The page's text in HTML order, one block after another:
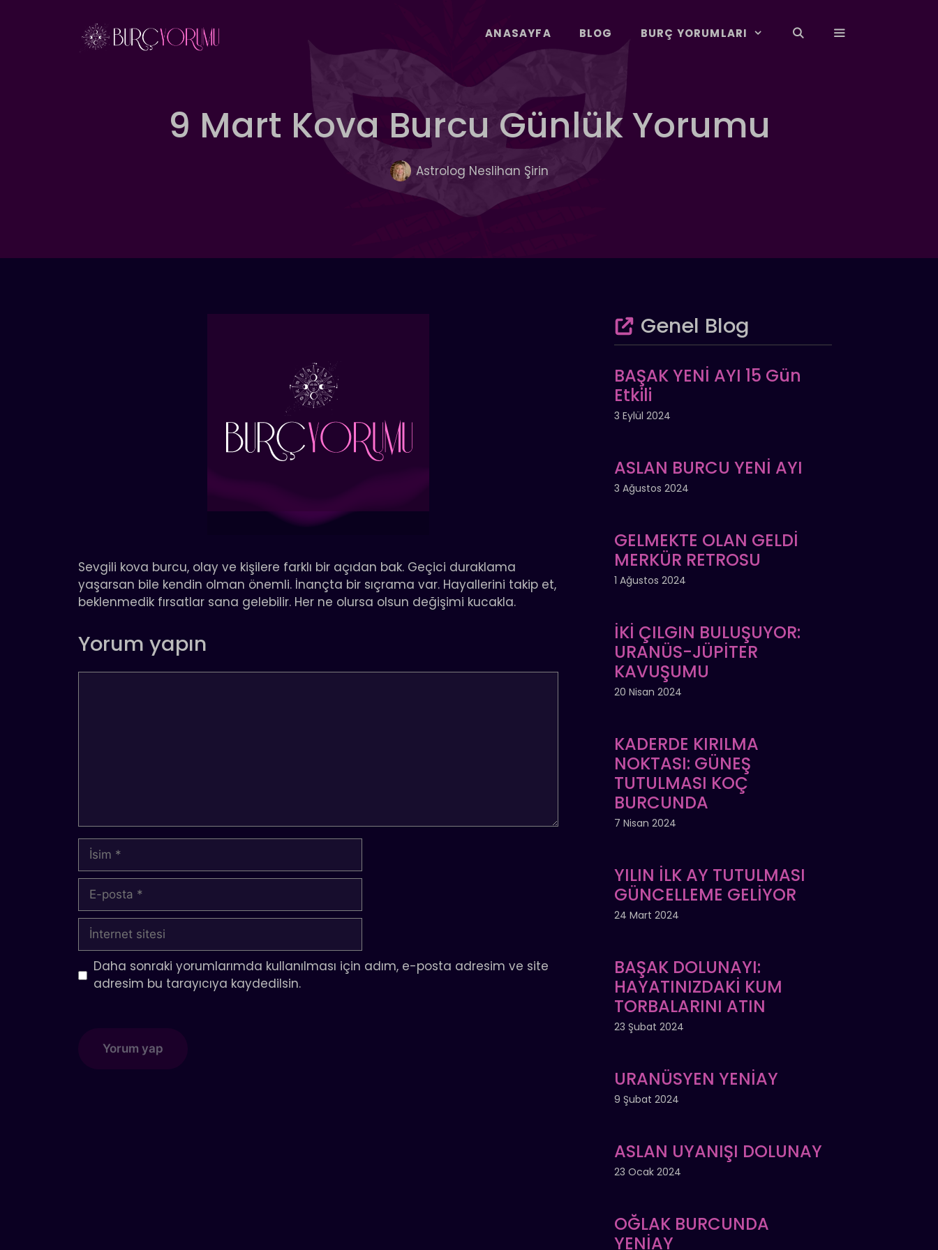
ANASAYFA BLOG BURÇ YORUMLARI
9 Mart Kova Burcu Günlük Yorumu
Astrolog Neslihan Şirin
Sevgili kova burcu, olay ve kişilere farklı bir açıdan bak. Geçici duraklama
yaşarsan bile kendin olman önemli. İnançta bir sıçrama var. Hayallerini takip et,
beklenmedik fırsatlar sana gelebilir. Her ne olursa olsun değişimi kucakla.
Yorum yapın
İsim
posta
İnternet
sitesi
Daha sonraki yorumlarımda kullanılması için adım, e-posta adresim ve site
adresim bu tarayıcıya kaydedilsin.
Genel Blog
BAŞAK YENİ AYI 15 Gün
Etkili
3 Eylül 2024
ASLAN BURCU YENİ AYI
3 Ağustos 2024
GELMEKTE OLAN GELDİ
MERKÜR RETROSU
1 Ağustos 2024
İKİ ÇILGIN BULUŞUYOR:
URANÜS-JÜPİTER
KAVUŞUMU
20 Nisan 2024
KADERDE KIRILMA
NOKTASI: GÜNEŞ
TUTULMASI KOÇ
BURCUNDA
7 Nisan 2024
YILIN İLK AY TUTULMASI
GÜNCELLEME GELİYOR
24 Mart 2024
BAŞAK DOLUNAYI:
HAYATINIZDAKİ KUM
TORBALARINI ATIN
23 Şubat 2024
URANÜSYEN YENİAY
9 Şubat 2024
ASLAN UYANIŞI DOLUNAY
23 Ocak 2024
OĞLAK BURCUNDA
YENİAY